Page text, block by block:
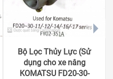
Bộ Lọc Thủy Lực (Sử
dụng cho xe nâng
KOMATSU FD20-30-
next